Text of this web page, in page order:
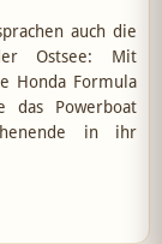
auch die
Ostsee: Mit
Honda Formula
das Powerboat
in ihr